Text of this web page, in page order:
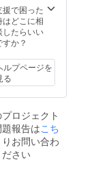
限 送
付日よ
り6か月
間 ★特
典とし
てこのT
を着て
ランチ
orディ
ナーに
ご来店
の方に
は、
10月初
旬
間 ※12
月21日
～25日
までの
マス
ナー開
催期間
けでき
ませ
ん。 ※
すでに
内させ
ていた
だきま
す。 ※
のお返
しはで
きませ
ん。 ※
み ※御
食事券
有効期
限 送
付日よ
援で困った
はどこに相
したらいい
すか？
ルプページを
る
プロジェクト
報告はこち
りお問い合わ
さい